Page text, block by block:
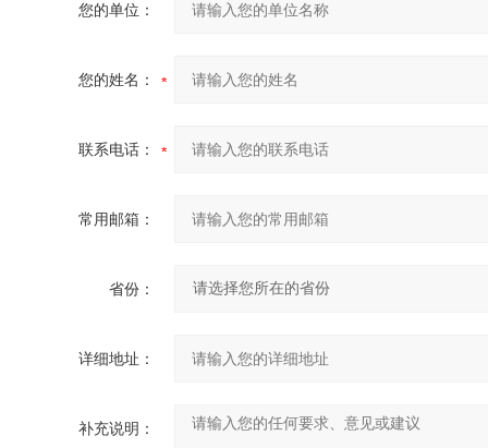
您的单位：
您的姓名：
联系电话：
常用邮箱：
省份：
详细地址：
补充说明：